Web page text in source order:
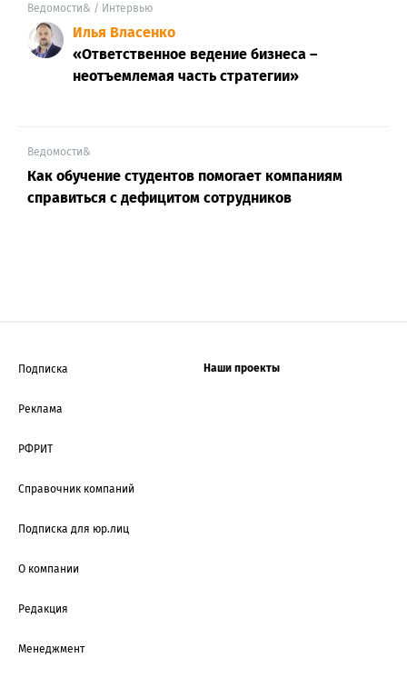
Ведомости& / Интервью
Илья Власенко
«Ответственное ведение бизнеса –
неотъемлемая часть стратегии»
Ведомости&
Как обучение студентов помогает компаниям
справиться с дефицитом сотрудников
Подписка
Реклама
РФРИТ
Справочник компаний
Подписка для юр.лиц
О компании
Редакция
Менеджмент
Наши проекты